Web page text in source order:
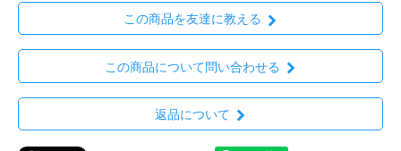
この商品を友達に教える
この商品について問い合わせる
返品について